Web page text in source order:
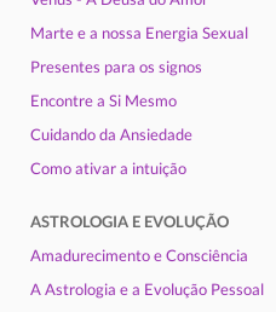
Marte e a nossa Energia Sexual
Presentes para os signos
Encontre a Si Mesmo
Cuidando da Ansiedade
Como ativar a intuição
ASTROLOGIA E EVOLUÇÃO
Amadurecimento e Consciência
A Astrologia e a Evolução Pessoal